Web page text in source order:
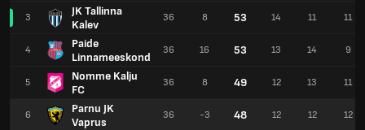
3
JK Tallinna
Kalev
4
Paide
Linnameeskond
5
Nomme Kalju
FC
6
Parnu JK
Vaprus
36 8 53 14 11 11
36 16 53 13 14 9
36 8 49 12 13 11
36 -3 48 12 12 12